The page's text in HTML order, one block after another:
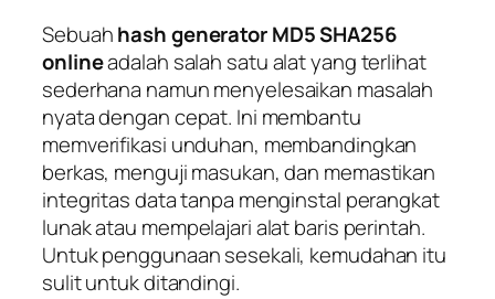
Sebuahhash generator MD5 SHA256
onlineadalah salah satu alat yang terlihat
sederhana namun menyelesaikan masalah
nyata dengan cepat. Ini membantu
memverifikasi unduhan, membandingkan
berkas, menguji masukan, dan memastikan
integritas data tanpa menginstal perangkat
lunak atau mempelajari alat baris perintah.
Untuk penggunaan sesekali, kemudahan itu
sulit untuk ditandingi.